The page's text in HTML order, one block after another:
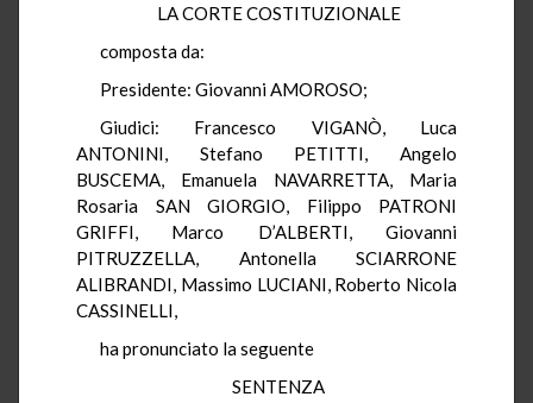
LA CORTE COSTITUZIONALE
composta da:
Presidente: Giovanni AMOROSO;
Giudici: Francesco VIGANÒ, Luca
ANTONINI, Stefano PETITTI, Angelo
BUSCEMA, Emanuela NAVARRETTA, Maria
Rosaria SAN GIORGIO, Filippo PATRONI
GRIFFI, Marco D’ALBERTI, Giovanni
PITRUZZELLA, Antonella SCIARRONE
ALIBRANDI, Massimo LUCIANI, Roberto Nicola
CASSINELLI,
ha pronunciato la seguente
SENTENZA